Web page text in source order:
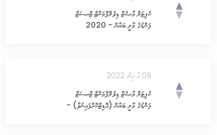
ކެޕިޓަލް މާރކެޓް ޑިވެލޮޕްމަންޓް ޓްރސަޓް
ފަންޑުގެ މާލީ ބަޔާން - 2020
09 މާރިޗު 2022
ކެޕިޓަލް މާރކެޓް ޑިވެލޮޕްމަންޓް ޓްރސަޓް
ފަންޑުގެ މާލީ ބަޔާން (އޮޑިޓްކޮށްފައިނުވާ) -